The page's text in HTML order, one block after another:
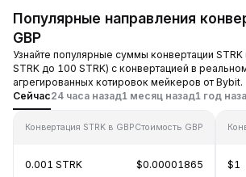
Популярные направления
GBP
Узнайте популярные суммы конвертации STRK
STRK до 100 STRK) с конвертацией в
агрегированных котировок мейкеров от Bybit.
Сейчас24 часа назад1 месяц назад1 год
Конвертация STRK в GBPСтоимость GBP
0.001 STRK $0.00001865 $1